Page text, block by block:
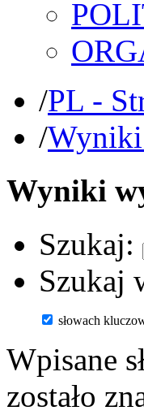
/PL -
/
Wyniki
Szukaj:
Szukaj
słowach
Wpisane
zostało